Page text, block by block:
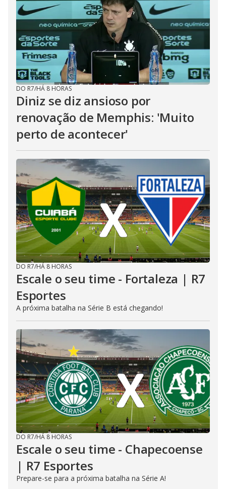
DO R7/HÁ 8 HORAS
Diniz se diz ansioso por
renovação de Memphis: 'Muito
perto de acontecer'
DO R7/HÁ 8 HORAS
Escale o seu time - Fortaleza | R7
Esportes
A próxima batalha na Série B está chegando!
DO R7/HÁ 8 HORAS
Escale o seu time - Chapecoense
| R7 Esportes
Prepare-se para a próxima batalha na Série A!